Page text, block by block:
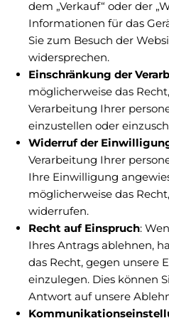
dem „Verkauf“ oder der
Informationen für das
Sie zum Besuch der
widersprechen.
Einschränkung der
möglicherweise das
Verarbeitung Ihrer
einzustellen oder
Widerruf der
Verarbeitung Ihrer
Ihre Einwilligung
möglicherweise das
widerrufen.
Recht auf Einspruch:
Ihres Antrags ablehnen,
das Recht, gegen unsere
einzulegen. Dies können
Antwort auf unsere